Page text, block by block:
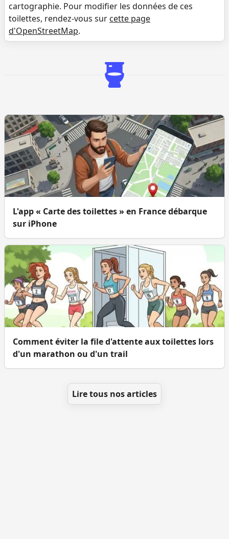
cartographie. Pour modifier les données de ces
toilettes, rendez-vous sur cette page
d'OpenStreetMap.
L'app « Carte des toilettes » en France débarque
sur iPhone
Comment éviter la file d'attente aux toilettes lors
d'un marathon ou d'un trail
Lire tous nos articles